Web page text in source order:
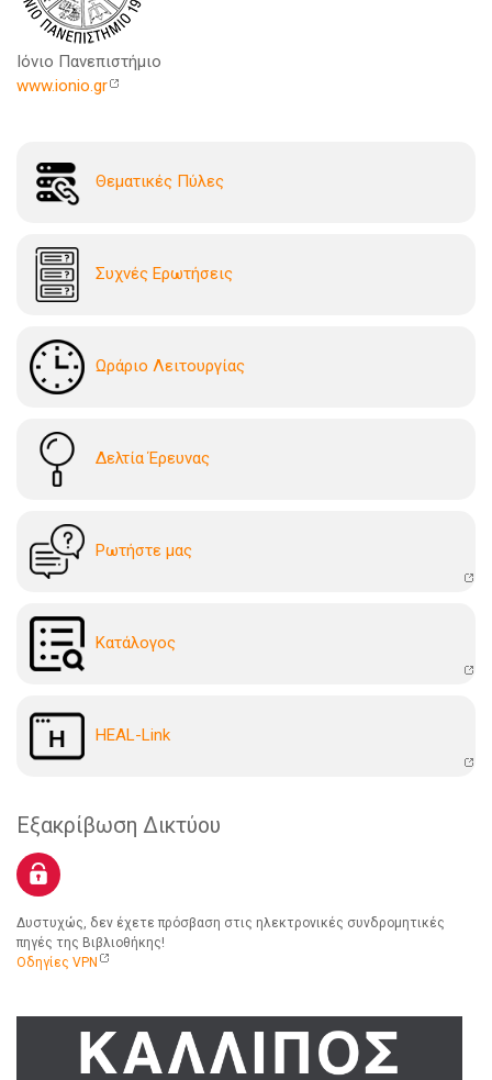
Ιόνιο Πανεπιστήμιο
www.ionio.gr
Θεματικές Πύλες
Συχνές Ερωτήσεις
Ωράριο Λειτουργίας
Δελτία Έρευνας
Ρωτήστε μας
Kατάλογoς
HEAL-Link
Εξακρίβωση Δικτύου
Δυστυχώς, δεν έχετε πρόσβαση στις ηλεκτρονικές συνδρομητικές
πηγές της Βιβλιοθήκης!
Οδηγίες VPN